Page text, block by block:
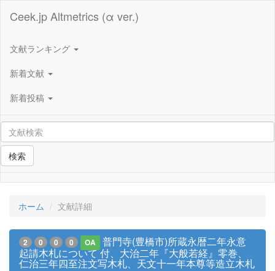
Ceek.jp Altmetrics (α ver.)
文献ランキング
新着文献
新着投稿
検索
ホーム 文献詳細
2 0 0 0 OA
普門寺(豊橋市)所蔵永暦二年永意
起請木札について 付、大治二年『大般若経』零巻、
仁治三年四至注文写木札、天文十一年本尊等造立木札